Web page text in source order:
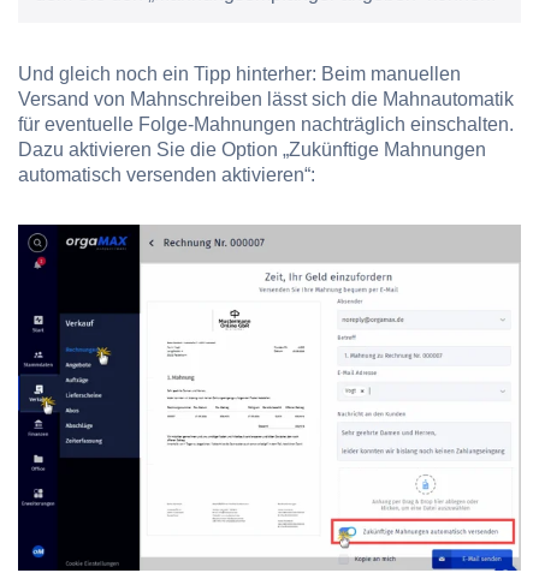
Und gleich noch ein Tipp hinterher: Beim manuellen
Versand von Mahnschreiben lässt sich die Mahnautomatik
für eventuelle Folge-Mahnungen nachträglich einschalten.
Dazu aktivieren Sie die Option „Zukünftige Mahnungen
automatisch versenden aktivieren“: